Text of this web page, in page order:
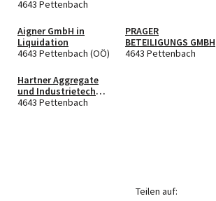
4643 Pettenbach
Aigner GmbH in
Liquidation
4643 Pettenbach (OÖ)
PRAGER
BETEILIGUNGS GMBH
4643 Pettenbach
Hartner Aggregate
und Industrietechnik
GmbH
4643 Pettenbach
Teilen auf: